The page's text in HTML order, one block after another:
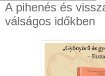
A pihenés és
válságos időkben